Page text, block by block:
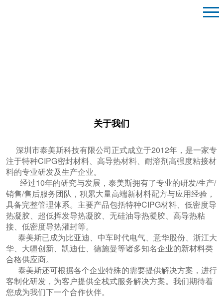
关于我们
深圳市泰美斯科技有限公司正式成立于2012年，是一家专
注于特种CIPG密封材料、高导热材料、耐溶剂高强度粘接材
料的专业研发及生产企业。
经过10年的研究与发展，泰美斯拥有了专业的研发/生产/
销售/售后服务团队，积累大量高端新材料配方与应用经验，
具备完整管理体系。主要产品包括特种CIPG材料、低密度导
热凝胶、超低挥发导热凝胶、无硅油导热凝胶、高导热粘
接、低密度导热灌封等。
泰美斯已成为比亚迪、中车时代电气、意华股份、浙江大
华、大疆创新、凯迪仕、德施曼等诸多知名企业的新材料类
合格供应商。
泰美斯还可根据各个企业特殊的需要提供解决方案，进行
客制化研发，为客户提供全栈式服务解决方案。我们期待着
您成为我们下一个合作伙伴。